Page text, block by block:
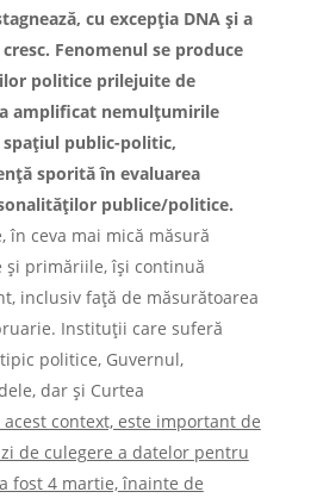
cu excepția DNA și a
Fenomenul se produce
politice prilejuite de
a amplificat nemulțumirile
public-politic,
sporită în evaluarea
publice/politice.
în ceva mai mică măsură
și primăriile, își continuă
inclusiv față de măsurătoarea
Instituții care suferă
politice, Guvernul,
dar și Curtea
acest context, este important de
de culegere a datelor pentru
fost 4 martie, înainte de